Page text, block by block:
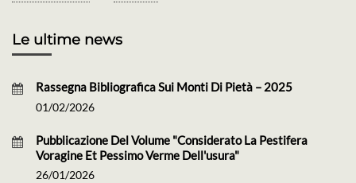
Le ultime news
Rassegna Bibliografica Sui Monti Di Pietà – 2025
01/02/2026
Pubblicazione Del Volume "Considerato La Pestifera
Voragine Et Pessimo Verme Dell'usura"
26/01/2026